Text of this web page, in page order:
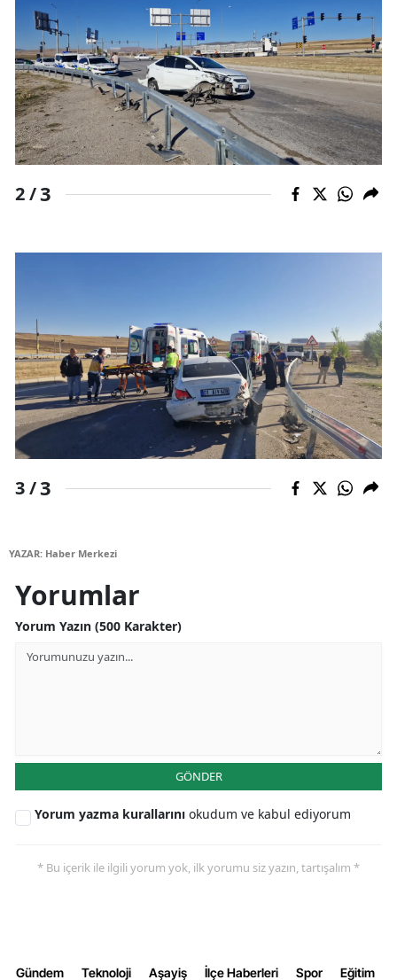
Giresun
Gümüşhane
Hakkari
Hatay
Kastamonu
Kayseri
Kırklareli
Kırşehir
Kocaeli
Muş
Nevşehir
Niğde
Sakarya
2 /3
3 /3
YAZAR: Haber Merkezi
Yorumlar
Yorum Yazın (500 Karakter)
GÖNDER
Yorum yazma kurallarını okudum ve kabul ediyorum
* Bu içerik ile ilgili yorum yok, ilk yorumu siz yazın, tartışalım *
Gündem Teknoloji Aşayiş İlçe Haberleri Spor Eğitim